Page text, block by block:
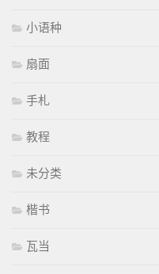
小语种
扇面
手札
教程
未分类
楷书
瓦当